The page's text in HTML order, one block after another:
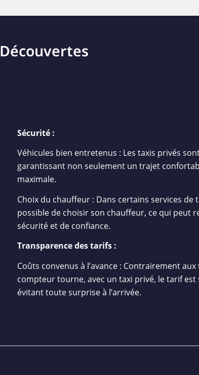
Découvertes
Sécurité :
Véhicules bien entretenus : Les taxis privés
garantissant non seulement un trajet
maximale.
Choix du chauffeur : Dans certains services de
possible de choisir son chauffeur, ce qui peut
sécurité et de confiance.
Transparence des tarifs :
Coûts convenus à l’avance : Contrairement
compteur tourne, avec un taxi privé, le tarif est
évitant toute surprise à l’arrivée.